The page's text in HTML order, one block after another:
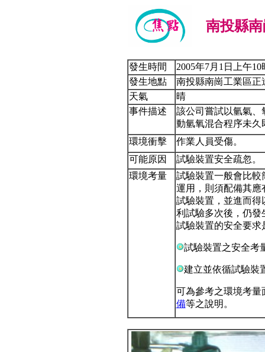
南投縣
發生時間
2005年7月1日上午
發生地點
南投縣南崗工業區正
天氣
晴
事件描述
該公司嘗試以氫氣、
動氫氧混合程序未久
環境衝擊
作業人員受傷。
可能原因
試驗裝置安全疏忽。
環境考量
試驗裝置一般會比較
運用，則須配備其應
試驗裝置，並進而得
利試驗多次後，仍發
試驗裝置的安全要求
試驗裝置之安全考
建立並依循試驗裝
可為參考之環境考量
備等之說明。